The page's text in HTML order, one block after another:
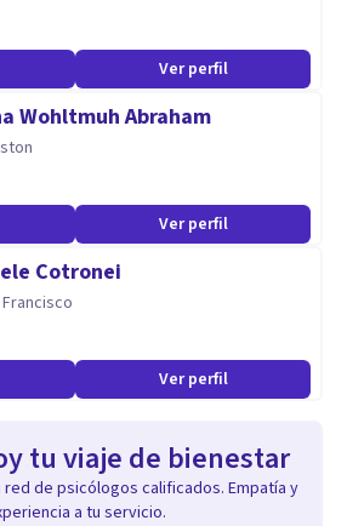
Ver perfil
Wohltmuh Abraham
Ver perfil
Cotronei
Ver perfil
tu viaje de bienestar
red de psicólogos calificados. Empatía y
a tu servicio.